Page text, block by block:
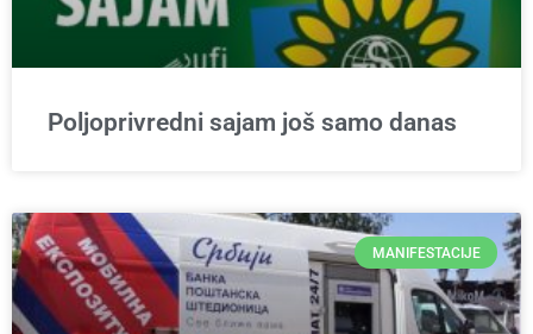
Poljoprivredni sajam još samo danas
MANIFESTACIJE